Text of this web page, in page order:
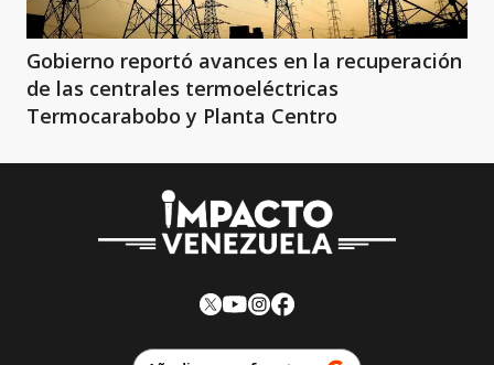
Gobierno reportó avances en la recuperación
de las centrales termoeléctricas
Termocarabobo y Planta Centro